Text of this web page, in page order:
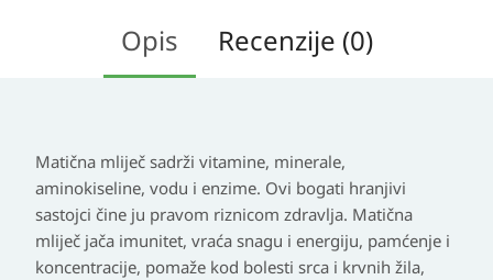
Opis Recenzije (0)
Matična mliječ sadrži vitamine, minerale,
aminokiseline, vodu i enzime. Ovi bogati hranjivi
sastojci čine ju pravom riznicom zdravlja. Matična
mliječ jača imunitet, vraća snagu i energiju, pamćenje i
koncentracije, pomaže kod bolesti srca i krvnih žila,